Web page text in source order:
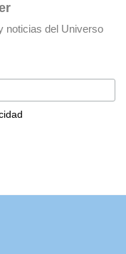
noticias del Universo